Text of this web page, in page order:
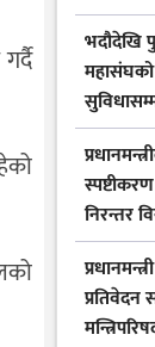
भदौदेखि
निरन्तर
प्रतिवेदन